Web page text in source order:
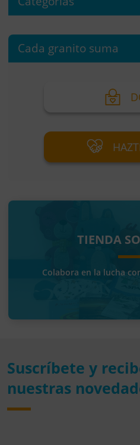
Cada granito suma
TIENDA
Colabora en la lucha
Suscríbete y
nuestras